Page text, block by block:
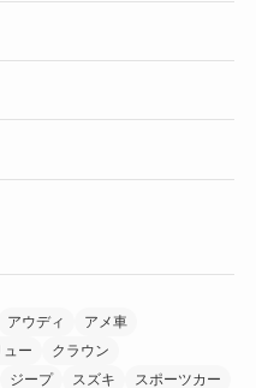
アウディ
アメ車
ュー
クラウン
ジープ スズキ スポーツカー